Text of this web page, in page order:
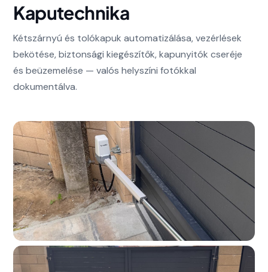
Kaputechnika
Kétszárnyú és tolókapuk automatizálása, vezérlések
bekötése, biztonsági kiegészítők, kapunyitók cseréje
és beüzemelése — valós helyszíni fotókkal
dokumentálva.